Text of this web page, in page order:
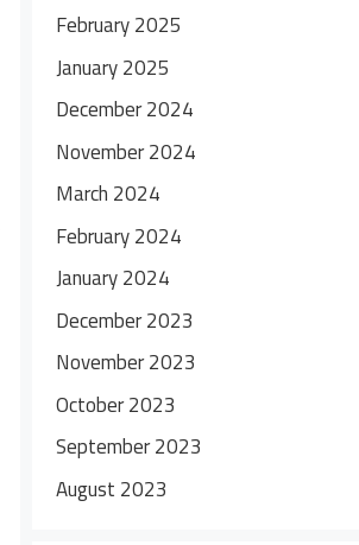
February 2025
January 2025
December 2024
November 2024
March 2024
February 2024
January 2024
December 2023
November 2023
October 2023
September 2023
August 2023